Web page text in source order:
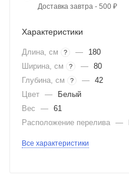
Доставка завтра - 500 ₽
Характеристики
Длина, см ? —
180
Ширина, см
? — 80
Глубина, см
? — 42
Цвет —
Белый
Вес
— 61
Расположение перелива —
Все характеристики